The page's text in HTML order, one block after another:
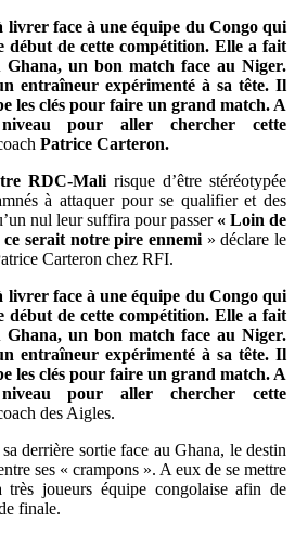
livrer face à une équipe du Congo qui
début de cette compétition. Elle a fait
un bon match face au Niger.
entraîneur expérimenté à sa tête. Il
les clés pour faire un grand match. A
pour aller chercher cette
Patrice Carteron.
RDC-Mali risque d’être stéréotypée
à attaquer pour se qualifier et des
nul leur suffira pour passer « Loin de
ce serait notre pire ennemi » déclare le
Carteron chez RFI.
livrer face à une équipe du Congo qui
début de cette compétition. Elle a fait
un bon match face au Niger.
entraîneur expérimenté à sa tête. Il
les clés pour faire un grand match. A
pour aller chercher cette
des Aigles.
derrière sortie face au Ghana, le destin
ses « crampons ». A eux de se mettre
très joueurs équipe congolaise afin de
finale.